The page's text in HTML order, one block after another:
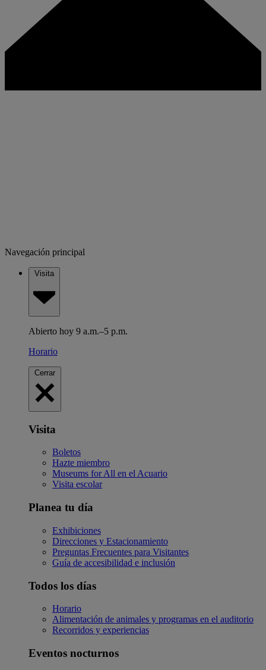
Navegación principal
Visita
Abierto hoy 9 a.m.–5 p.m.
Horario
Cerrar
Visita
Boletos
Hazte miembro
Museums for All en el Acuario
Visita escolar
Planea tu día
Exhibiciones
Direcciones y Estacionamiento
Preguntas Frecuentes para Visitantes
Guía de accesibilidad e inclusión
Todos los días
Horario
Alimentación de animales y programas en el auditorio
Recorridos y experiencias
Eventos nocturnos